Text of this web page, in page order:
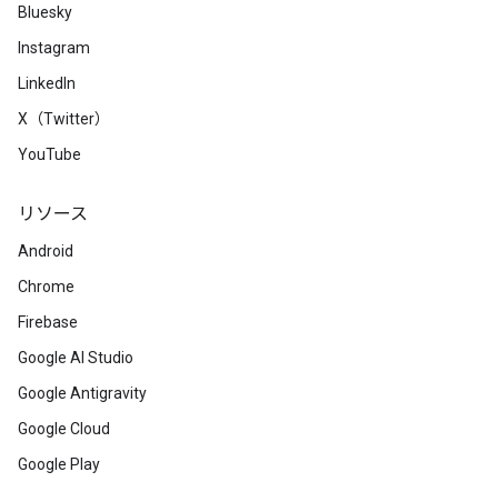
Bluesky
Instagram
LinkedIn
X（Twitter）
YouTube
リソース
Android
Chrome
Firebase
Google AI Studio
Google Antigravity
Google Cloud
Google Play